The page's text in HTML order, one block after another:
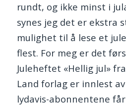
rundt, og ikke minst i
synes jeg det er ekstra
mulighet til å lese et
flest. For meg er det
Juleheftet «Hellig jul»
Land forlag er innlest av
lydavis-abonnentene